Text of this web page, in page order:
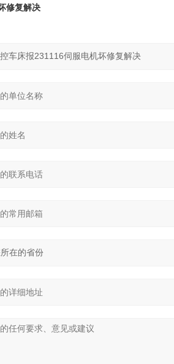
修复解决